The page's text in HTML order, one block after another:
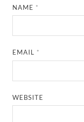
NAME *
EMAIL *
WEBSITE